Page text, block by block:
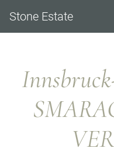
Stone Estate